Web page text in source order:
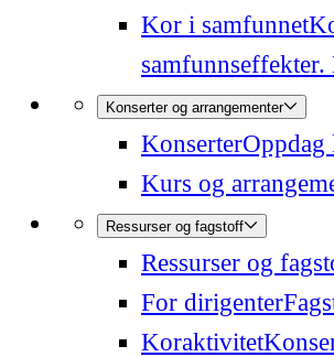
Kor i samfunnet
Konserter og arrangementer
KonserterOppdag
Kurs og
Ressurser og fagstoff
Ressurser og
For dirigenter
Koraktivitet